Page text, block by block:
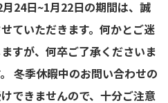
24日~1月22日の期間は、誠
ていただきます。何かとご迷
すが、何卒ご了承くださいま
冬季休暇中のお問い合わせの
できませんので、十分ご注意